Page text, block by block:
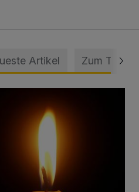
Artikel Zum Thema